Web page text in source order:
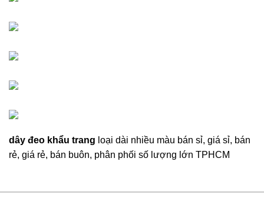
dây đeo khẩu trang loại dài nhiều màu bán sỉ, giá sỉ, bán
rẻ, giá rẻ, bán buôn, phân phối số lượng lớn TPHCM